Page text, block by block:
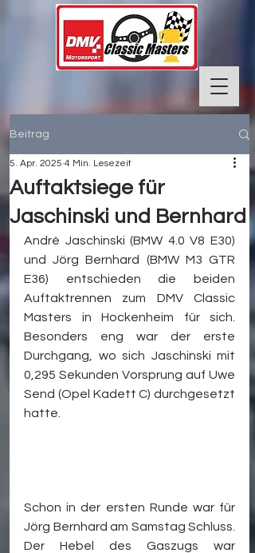
Beitrag
Auftaktsiege für
Jaschinski und Bernhard
5. Apr. 2025 4 Min. Lesezeit
André Jaschinski (BMW 4.0 V8 E30)
und Jörg Bernhard (BMW M3 GTR
E36) entschieden die beiden
Auftaktrennen zum DMV Classic
Masters in Hockenheim für sich.
Besonders eng war der erste
Durchgang, wo sich Jaschinski mit
0,295 Sekunden Vorsprung auf Uwe
Send (Opel Kadett C) durchgesetzt
hatte.
Schon in der ersten Runde war für
Jörg Bernhard am Samstag Schluss.
Der Hebel des Gaszugs war